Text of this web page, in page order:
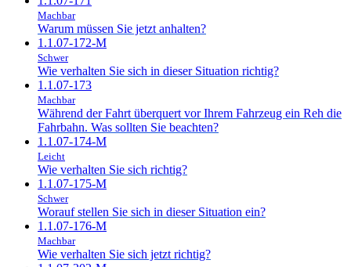
Machbar
Warum müssen Sie jetzt anhalten?
1.1.07-172-M
Schwer
Wie verhalten Sie sich in dieser Situation richtig?
1.1.07-173
Machbar
Während der Fahrt überquert vor Ihrem Fahrzeug ein Reh die
Fahrbahn. Was sollten Sie beachten?
1.1.07-174-M
Leicht
Wie verhalten Sie sich richtig?
1.1.07-175-M
Schwer
Worauf stellen Sie sich in dieser Situation ein?
1.1.07-176-M
Machbar
Wie verhalten Sie sich jetzt richtig?